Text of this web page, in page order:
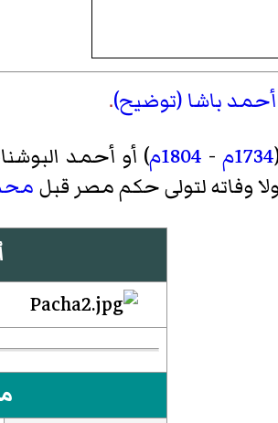
أحمد باشا (توضيح).
1734م - 1804م ) أو أحمد